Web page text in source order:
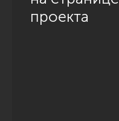
проекта